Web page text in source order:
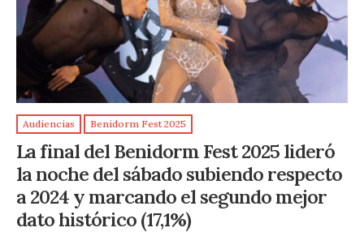
Audiencias Benidorm Fest 2025
La final del Benidorm Fest 2025 lideró
la noche del sábado subiendo respecto
a 2024 y marcando el segundo mejor
dato histórico (17,1%)